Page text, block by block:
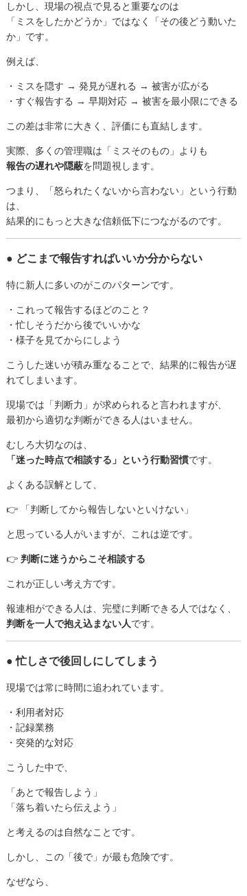
しかし、現場の視点で見ると重要なのは
「ミスをしたかどうか」ではなく「その後どう動いた
か」です。
例えば、
・ミスを隠す → 発見が遅れる → 被害が広がる
・すぐ報告する → 早期対応 → 被害を最小限にできる
この差は非常に大きく、評価にも直結します。
実際、多くの管理職は「ミスそのもの」よりも
報告の遅れや隠蔽を問題視します。
つまり、「怒られたくないから言わない」という行動
は、
結果的にもっと大きな信頼低下につながるのです。
● どこまで報告すればいいか分からない
特に新人に多いのがこのパターンです。
・これって報告するほどのこと？
・忙しそうだから後でいいかな
・様子を見てからにしよう
こうした迷いが積み重なることで、結果的に報告が遅
れてしまいます。
現場では「判断力」が求められると言われますが、
最初から適切な判断ができる人はいません。
むしろ大切なのは、
「迷った時点で相談する」という行動習慣です。
よくある誤解として、
👉 「判断してから報告しないといけない」
と思っている人がいますが、これは逆です。
👉 判断に迷うからこそ相談する
これが正しい考え方です。
報連相ができる人は、完璧に判断できる人ではなく、
判断を一人で抱え込まない人です。
● 忙しさで後回しにしてしまう
現場では常に時間に追われています。
・利用者対応
・記録業務
・突発的な対応
こうした中で、
「あとで報告しよう」
「落ち着いたら伝えよう」
と考えるのは自然なことです。
しかし、この「後で」が最も危険です。
なぜなら、